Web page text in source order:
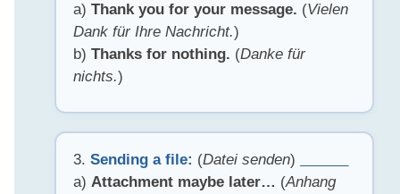
a)Thank you for your message. (Vielen
Dank für Ihre Nachricht.)
b)Thanks for nothing. (Danke für
nichts.)
3.Sending a file: (Datei senden)
a)Attachment maybe later… (Anhang